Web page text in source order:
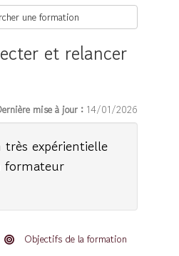
une formation
et relancer
mise à jour : 14/01/2026
expérientielle
formateur
Objectifs de la formation